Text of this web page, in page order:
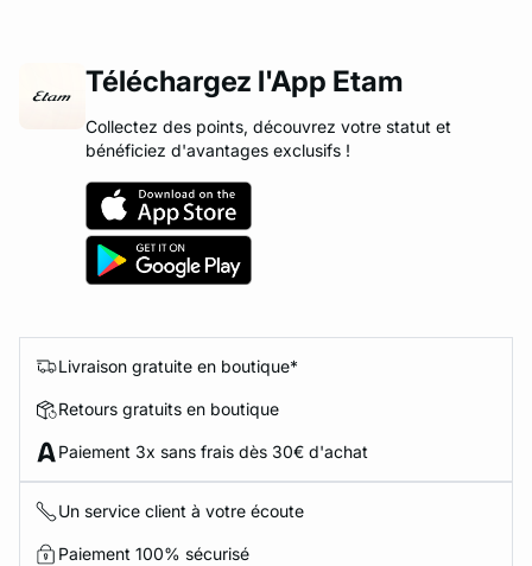
Téléchargez l'App Etam
Collectez des points, découvrez votre statut et
bénéficiez d'avantages exclusifs !
Livraison gratuite en boutique*
Retours gratuits en boutique
Paiement 3x sans frais dès 30€ d'achat
Un service client à votre écoute
Paiement 100% sécurisé